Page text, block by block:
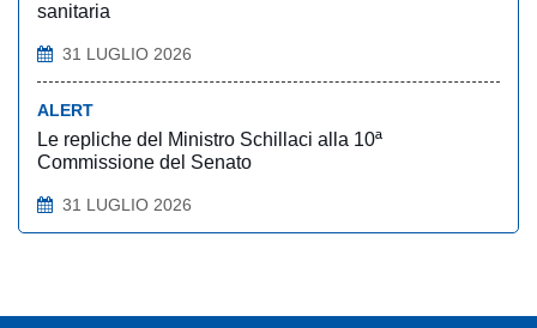
sanitaria
31 LUGLIO 2026
ALERT
Le repliche del Ministro Schillaci alla 10ª
Commissione del Senato
31 LUGLIO 2026